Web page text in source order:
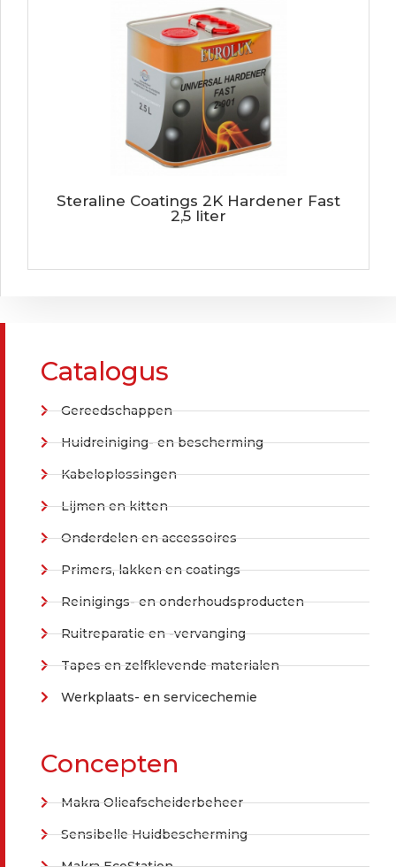
Catalogus
Gereedschappen
Huidreiniging- en bescherming
Kabeloplossingen
Lijmen en kitten
Onderdelen en accessoires
Primers, lakken en coatings
Reinigings- en onderhoudsproducten
Ruitreparatie en -vervanging
Tapes en zelfklevende materialen
Werkplaats- en servicechemie
Concepten
Makra Olieafscheiderbeheer
Sensibelle Huidbescherming
Steraline Coatings 2K Hardener Fast
2,5 liter